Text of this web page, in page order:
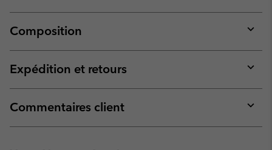
Composition
or
Expédition et retours
or
Commentaires client
or